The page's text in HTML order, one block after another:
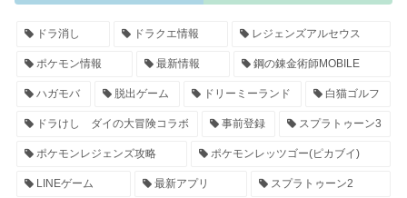
ドラ消し ドラクエ情報 レジェンズアルセウス
ポケモン情報 最新情報 鋼の錬金術師MOBILE
ハガモバ 脱出ゲーム ドリーミーランド 白猫ゴルフ
ドラけし ダイの大冒険コラボ 事前登録 スプラトゥーン3
ポケモンレジェンズ攻略 ポケモンレッツゴー(ピカブイ)
LINEゲーム 最新アプリ スプラトゥーン2